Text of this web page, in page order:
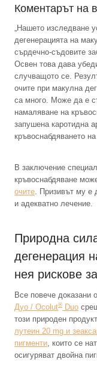
Коментарът на
„Нашето изследване
дегенерацията на
сърдечно-съдовите
Освен това дава
случващото се.
очите при макулна
са много. Може да е
намаляване на
запушена каротидна
кръвоснабдяването
В заключение
кръвоснабдяване
очите . Призивът му
и адекватно лечение.
Природна
дегенерация
нея рискове
Все повече доказани
Дуо / Ocolut®Duo
този природен
лутеин 20 mg и
пигменти , които се
осигуряват двойна